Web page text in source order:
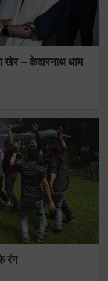
खेर – केदारनाथ धाम
रंग